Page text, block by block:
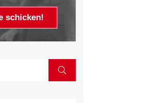
schicken!